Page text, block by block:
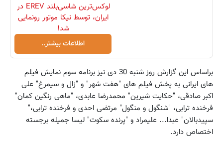
لوکس‌ترین شاسی‌بلند EREV در
ایران، توسط نیکا موتور رونمایی
شد!
اطلاعات بیشتر..
براساس این گزارش روز شنبه 30 دی نیز برنامه سوم نمایش فیلم
های ایرانی به پخش فیلم های "هفت شهر" و "زال و سیمرغ" علی
اکبر صادقی، "حکایت شیرین" محمدرضا عابدی، "ماهی رنگین کمان"
فرخنده ترابی، "شنگول و منگول" مرتضی احدی و فرخنده ترابی،"
سپیدبالان" عبدا... علیمراد و "پرنده سکوت" لیسا جمیله برجسته
اختصاص دارد.